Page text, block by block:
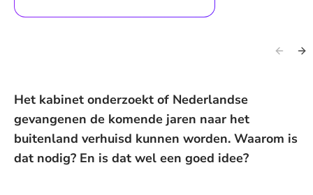
Het kabinet onderzoekt of Nederlandse
gevangenen de komende jaren naar het
buitenland verhuisd kunnen worden. Waarom is
dat nodig? En is dat wel een goed idee?